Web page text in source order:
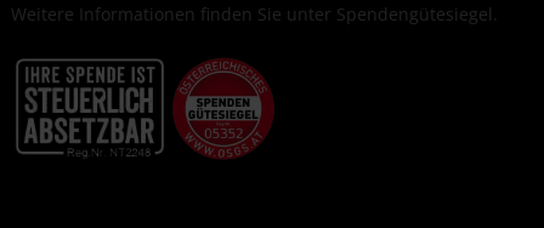
Weitere Informationen finden Sie unter Spendengütesiegel